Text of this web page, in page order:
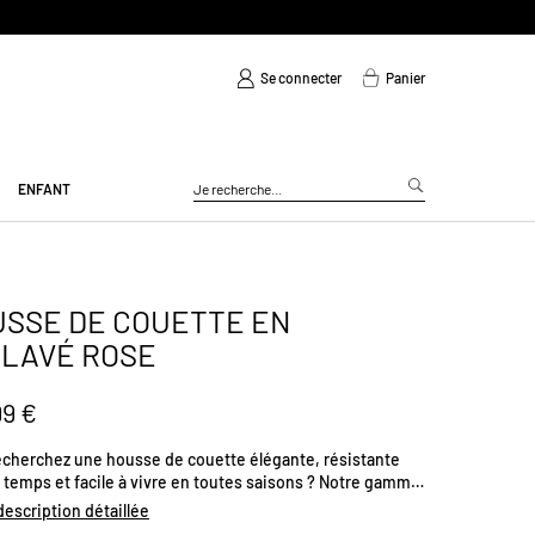
Se connecter Panier
ENFANT
DE COUETTE EN
ROSE
€
une housse de couette élégante, résistante
temps et facile à vivre en toutes saisons ? Notre gamme
de lit en lin lavé uni 165 gr/m² "LIND" est faite pour vous
et léger l'été grâce à ses propriétés respirantes et
détaillée